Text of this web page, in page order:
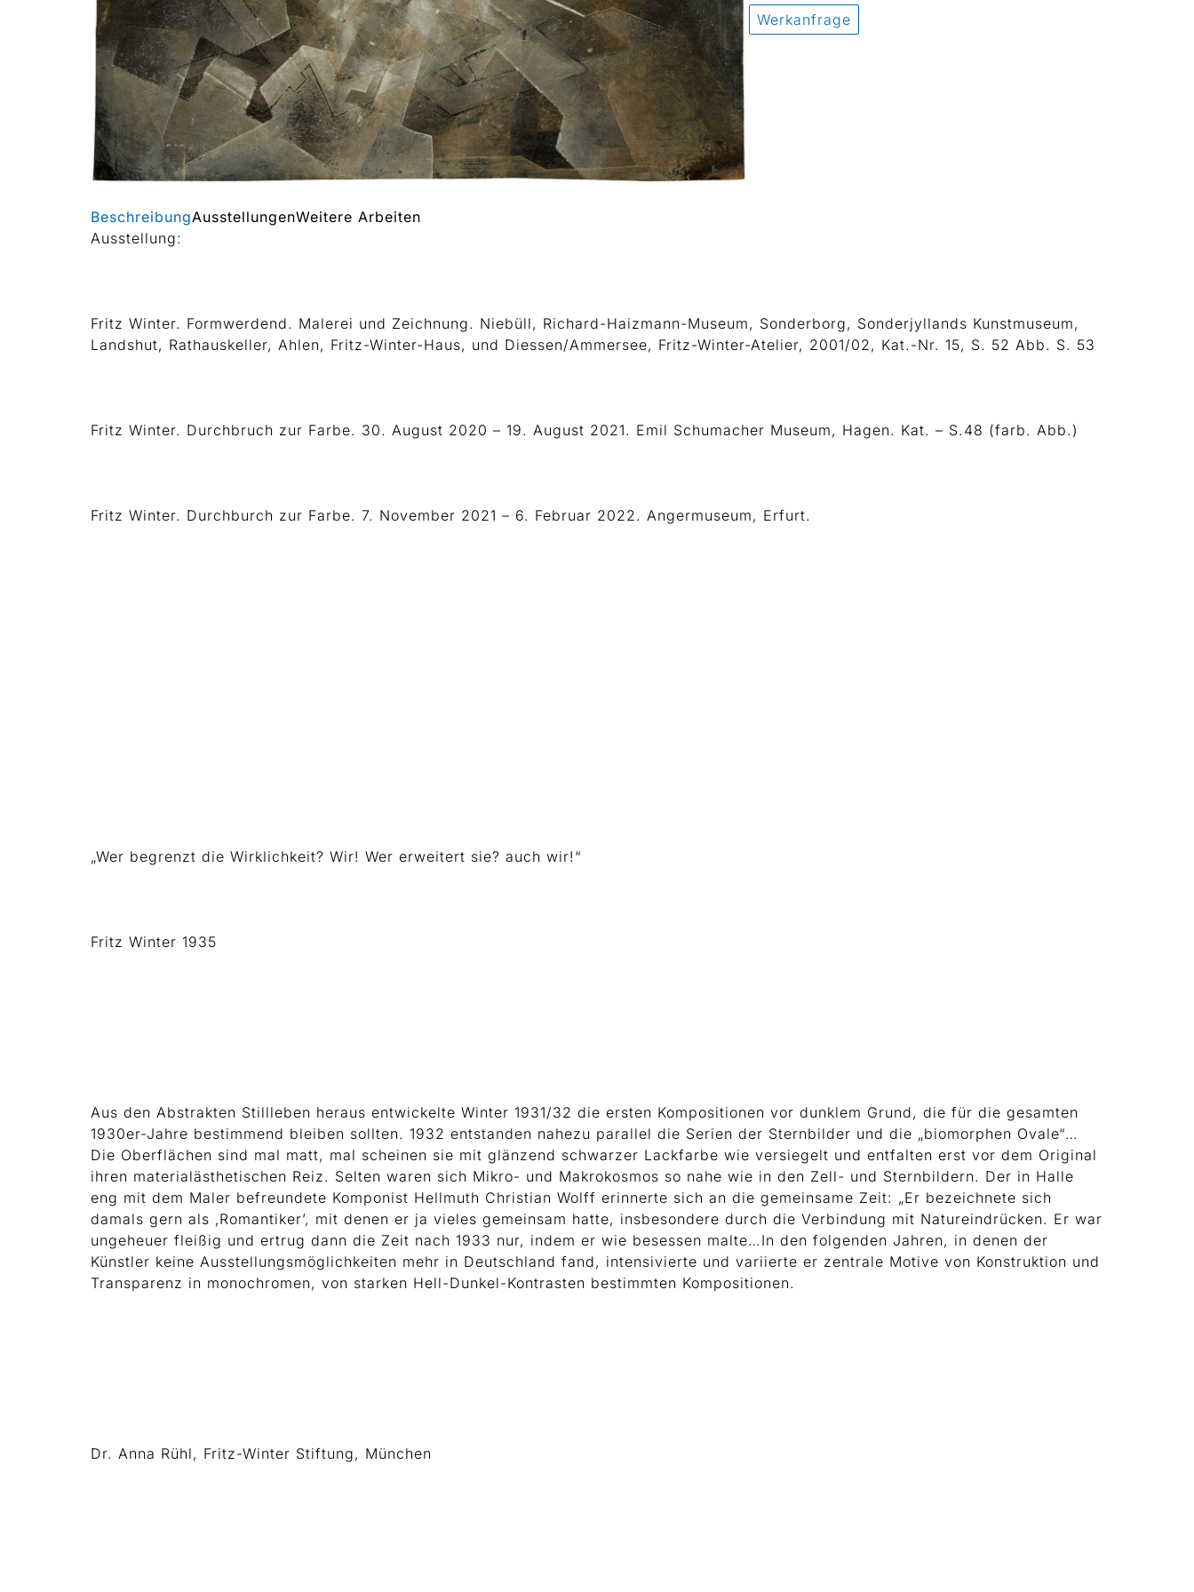
Werkanfrage
BeschreibungAusstellungenWeitere Arbeiten
Ausstellung:
Fritz Winter. Formwerdend. Malerei und Zeichnung. Niebüll, Richard-Haizmann-Museum, Sonderborg, Sonderjyllands Kunstmuseum,
Landshut, Rathauskeller, Ahlen, Fritz-Winter-Haus, und Diessen/Ammersee, Fritz-Winter-Atelier, 2001/02, Kat.-Nr. 15, S. 52 Abb. S. 53
Fritz Winter. Durchbruch zur Farbe. 30. August 2020 – 19. August 2021. Emil Schumacher Museum, Hagen. Kat. – S.48 (farb. Abb.)
Fritz Winter. Durchburch zur Farbe. 7. November 2021 – 6. Februar 2022. Angermuseum, Erfurt.
„Wer begrenzt die Wirklichkeit? Wir! Wer erweitert sie? auch wir!“
Fritz Winter 1935
Aus den Abstrakten Stillleben heraus entwickelte Winter 1931/32 die ersten Kompositionen vor dunklem Grund, die für die gesamten
1930er-Jahre bestimmend bleiben sollten. 1932 entstanden nahezu parallel die Serien der Sternbilder und die „biomorphen Ovale“…
Die Oberflächen sind mal matt, mal scheinen sie mit glänzend schwarzer Lackfarbe wie versiegelt und entfalten erst vor dem Original
ihren materialästhetischen Reiz. Selten waren sich Mikro- und Makrokosmos so nahe wie in den Zell- und Sternbildern. Der in Halle
eng mit dem Maler befreundete Komponist Hellmuth Christian Wolff erinnerte sich an die gemeinsame Zeit: „Er bezeichnete sich
damals gern als ‚Romantiker’, mit denen er ja vieles gemeinsam hatte, insbesondere durch die Verbindung mit Natureindrücken. Er war
ungeheuer fleißig und ertrug dann die Zeit nach 1933 nur, indem er wie besessen malte…In den folgenden Jahren, in denen der
Künstler keine Ausstellungsmöglichkeiten mehr in Deutschland fand, intensivierte und variierte er zentrale Motive von Konstruktion und
Transparenz in monochromen, von starken Hell-Dunkel-Kontrasten bestimmten Kompositionen.
Dr. Anna Rühl, Fritz-Winter Stiftung, München